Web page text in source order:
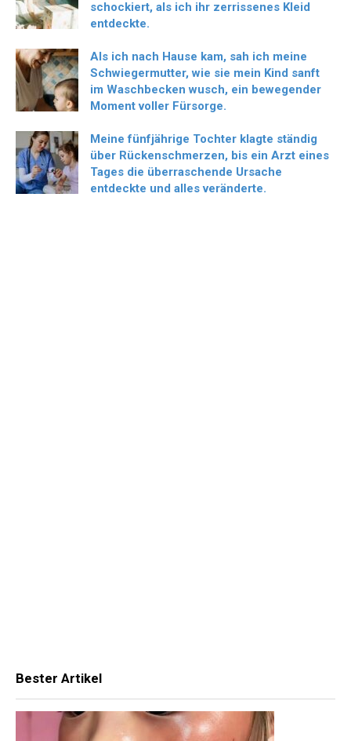
schockiert, als ich ihr zerrissenes Kleid
entdeckte.
Als ich nach Hause kam, sah ich meine
Schwiegermutter, wie sie mein Kind sanft
im Waschbecken wusch, ein bewegender
Moment voller Fürsorge.
Meine fünfjährige Tochter klagte ständig
über Rückenschmerzen, bis ein Arzt eines
Tages die überraschende Ursache
entdeckte und alles veränderte.
Bester Artikel